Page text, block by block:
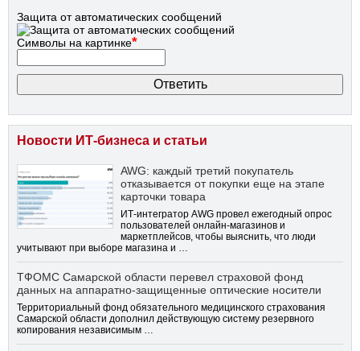
Защита от автоматических сообщений
Символы на картинке*
Новости ИТ-бизнеса и статьи
AWG: каждый третий покупатель
отказывается от покупки еще на этапе
карточки товара
ИТ-интегратор AWG провел ежегодный опрос
пользователей онлайн-магазинов и
маркетплейсов, чтобы выяснить, что люди
учитывают при выборе магазина и …
ТФОМС Самарской области перевел страховой фонд
данных на аппаратно-защищенные оптические носители
Территориальный фонд обязательного медицинского страхования
Самарской области дополнил действующую систему резервного
копирования независимым …